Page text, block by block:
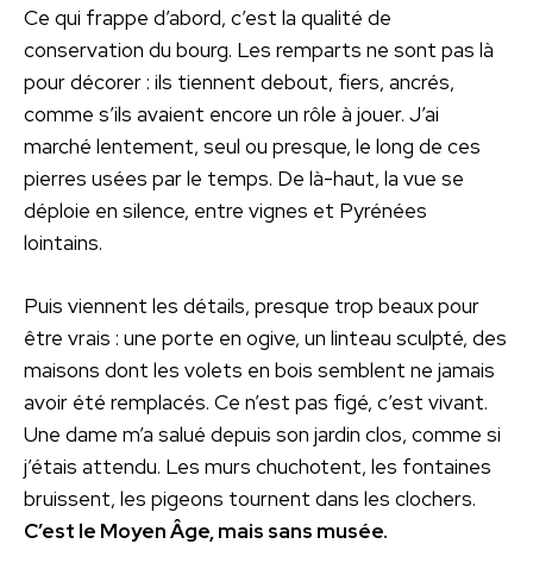
Ce qui frappe d’abord, c’est la qualité de
conservation du bourg. Les remparts ne sont pas là
pour décorer : ils tiennent debout, fiers, ancrés,
comme s’ils avaient encore un rôle à jouer. J’ai
marché lentement, seul ou presque, le long de ces
pierres usées par le temps. De là-haut, la vue se
déploie en silence, entre vignes et Pyrénées
lointains.
Puis viennent les détails, presque trop beaux pour
être vrais : une porte en ogive, un linteau sculpté, des
maisons dont les volets en bois semblent ne jamais
avoir été remplacés. Ce n’est pas figé, c’est vivant.
Une dame m’a salué depuis son jardin clos, comme si
j’étais attendu. Les murs chuchotent, les fontaines
bruissent, les pigeons tournent dans les clochers.
C’est le Moyen Âge, mais sans musée.